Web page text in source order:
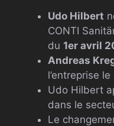
Udo Hilbert
CONTI
du 1er avril
Andreas
l’entreprise le
Udo Hilbert
dans le
Le